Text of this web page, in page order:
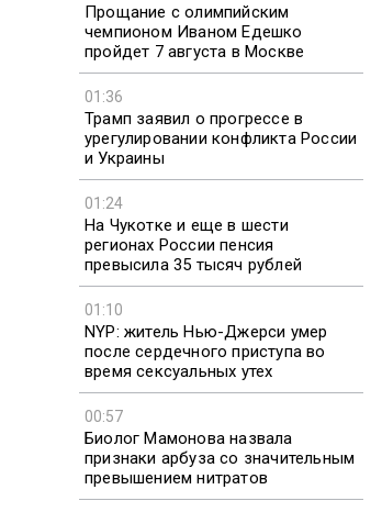
Прощание с олимпийским
чемпионом Иваном Едешко
пройдет 7 августа в Москве
01:36
Трамп заявил о прогрессе в
урегулировании конфликта России
и Украины
01:24
На Чукотке и еще в шести
регионах России пенсия
превысила 35 тысяч рублей
01:10
NYP: житель Нью-Джерси умер
после сердечного приступа во
время сексуальных утех
00:57
Биолог Мамонова назвала
признаки арбуза со значительным
превышением нитратов